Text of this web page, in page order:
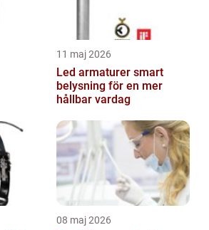
11 maj 2026
Led armaturer smart
belysning för en mer
hållbar vardag
08 maj 2026